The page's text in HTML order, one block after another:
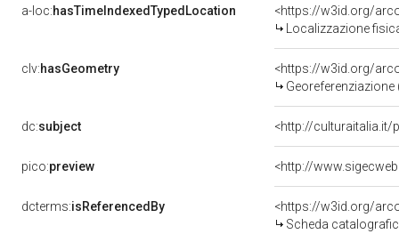
a-loc:hasTimeIndexedTypedLocation
<https://w3id.org/
Localizzazione
clv:hasGeometry
<https://w3id.org/
dc:subject <http://culturaitalia.it/
pico:preview <http://
dcterms:isReferencedBy
<https://w3id.org/
Scheda